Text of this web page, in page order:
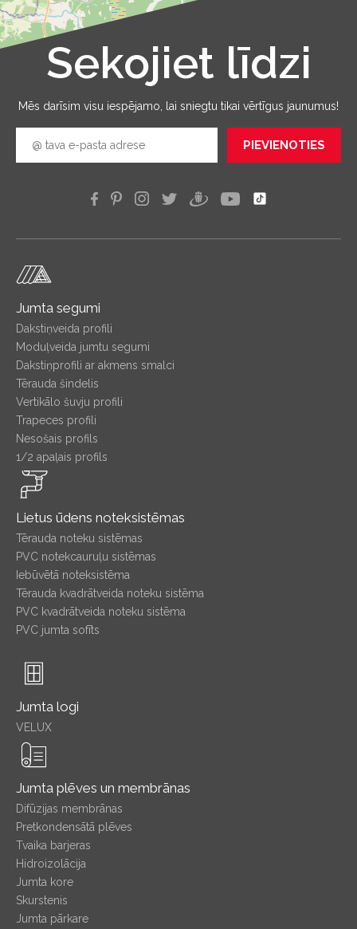
Sekojiet līdzi
Mēs darīsim visu iespējamo, lai sniegtu tikai vērtīgus jaunumus!
PIEVIENOTIES
Jumta segumi
Dakstiņveida profili
Moduļveida jumtu segumi
Dakstiņprofili ar akmens smalci
Tērauda šindelis
Vertikālo šuvju profili
Trapeces profili
Nesošais profils
1/2 apaļais profils
Lietus ūdens noteksistēmas
Tērauda noteku sistēmas
PVC notekcauruļu sistēmas
Iebūvētā noteksistēma
Tērauda kvadrātveida noteku sistēma
PVC kvadrātveida noteku sistēma
PVC jumta sofīts
Jumta logi
VELUX
Jumta plēves un membrānas
Difūzijas membrānas
Pretkondensātā plēves
Tvaika barjeras
Hidroizolācija
Jumta kore
Skurstenis
Jumta pārkare